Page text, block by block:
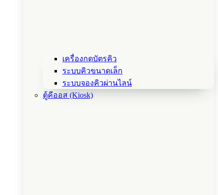
เครื่องกดบัตรคิว
ระบบคิวขนาดเล็ก
ระบบจองคิวผ่านไลน์
ตู้คีออส (Kiosk)